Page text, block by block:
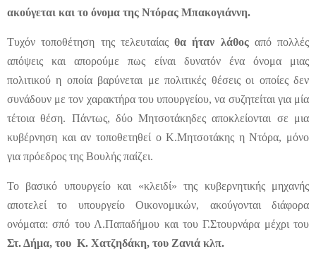
ακούγεται και το όνομα της Ντόρας Μπακογιάννη.
Τυχόν τοποθέτηση της τελευταίας θα ήταν λάθοςαπό πολλές
απόψεις και απορούμε πως είναι δυνατόν ένα όνομα μιας
πολιτικού η οποία βαρύνεται με πολιτικές θέσεις οι οποίες δεν
συνάδουν με τον χαρακτήρα του υπουργείου, να συζητείται για μία
τέτοια θέση. Πάντως, δύο Μητσοτάκηδες αποκλείονται σε μια
κυβέρνηση και αν τοποθετηθεί ο Κ.Μητσοτάκης η Ντόρα, μόνο
για πρόεδρος της Βουλής παίζει.
Το βασικό υπουργείο και «κλειδί» της κυβερνητικής μηχανής
αποτελεί το υπουργείο Οικονομικών, ακούγονται διάφορα
ονόματα: σπό του Λ.Παπαδήμου και του Γ.Στουρνάρα μέχρι του
Στ. Δήμα, του Κ. Χατζηδάκη, του Ζανιά κλπ.